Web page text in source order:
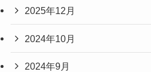
2025年12月
2024年10月
2024年9月